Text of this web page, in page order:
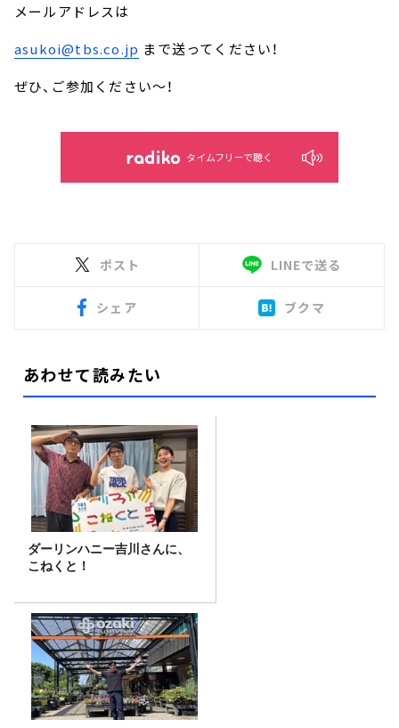
メールアドレスは
asukoi@tbs.co.jp まで送ってください！
ぜひ、ご参加ください～！
タイムフリーで聴く
ポスト LINEで送る
シェア ブクマ
あわせて読みたい
ダーリンハニー吉川さんに、
こねくと！